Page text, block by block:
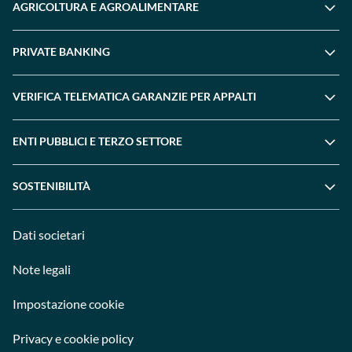
AGRICOLTURA E AGROALIMENTARE
PRIVATE BANKING
VERIFICA TELEMATICA GARANZIE PER APPALTI
ENTI PUBBLICI E TERZO SETTORE
SOSTENIBILITÀ
Dati societari
Note legali
Impostazione cookie
Privacy e cookie policy